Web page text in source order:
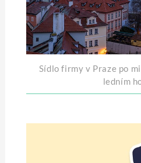
Sídlo firmy v Praze po
ledním